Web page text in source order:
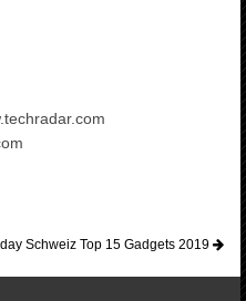
Schweiz Top 15 Gadgets 2019